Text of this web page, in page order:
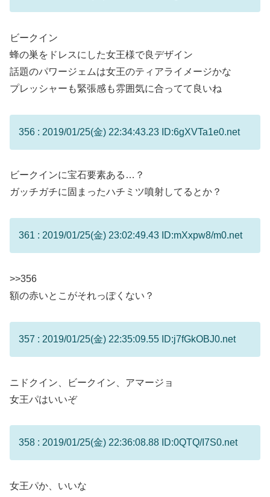
ビークイン
蜂の巣をドレスにした女王様で良デザイン
話題のパワージェムは女王のティアライメージかな
プレッシャーも緊張感も雰囲気に合ってて良いね
356 : 2019/01/25(金) 22:34:43.23 ID:6gXVTa1e0.net
ビークインに宝石要素ある…？
ガッチガチに固まったハチミツ噴射してるとか？
361 : 2019/01/25(金) 23:02:49.43 ID:mXxpw8/m0.net
>>356
額の赤いとこがそれっぽくない？
357 : 2019/01/25(金) 22:35:09.55 ID:j7fGkOBJ0.net
ニドクイン、ビークイン、アマージョ
女王パはいいぞ
358 : 2019/01/25(金) 22:36:08.88 ID:0QTQ/I7S0.net
女王パか、いいな